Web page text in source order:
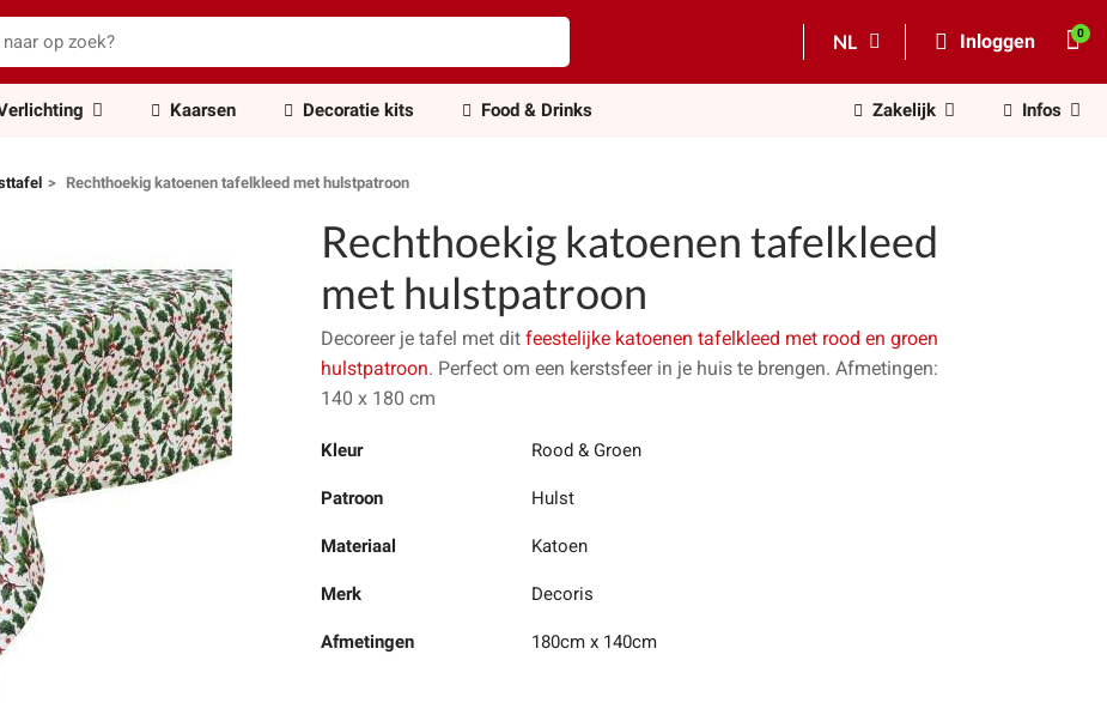
NL Inloggen
Kaarsen Decoratie kits Food & Drinks Zakelijk Infos
Rechthoekig katoenen tafelkleed met hulstpatroon
Rechthoekig katoenen tafelkleed
met hulstpatroon
Decoreer je tafel met dit feestelijke katoenen tafelkleed met rood en groen
hulstpatroon. Perfect om een kerstsfeer in je huis te brengen. Afmetingen:
140 x 180 cm
Kleur Rood & Groen
Patroon Hulst
Materiaal Katoen
Merk Decoris
Afmetingen 180cm x 140cm